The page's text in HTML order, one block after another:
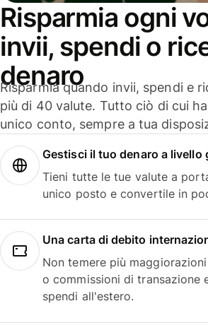
Risparmia ogni
invii, spendi o
denaro
Risparmia quando invii, spendi e
più di 40 valute. Tutto ciò di cui
unico conto, sempre a tua
Gestisci il tuo denaro a livello
Tieni tutte le tue valute a
unico posto e convertile in
Una carta di debito
Non temere più
o commissioni di transazione
spendi all'estero.